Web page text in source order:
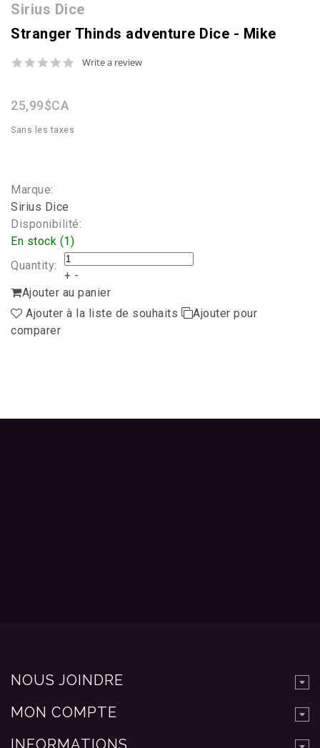
Sirius Dice
Stranger Thinds adventure Dice - Mike
0.0
Write a review
25,99$CA
Sans les taxes
Marque:
Sirius Dice
Disponibilité:
En stock (1)
Quantity:
+ -
Ajouter au panier
Ajouter à la liste de souhaits
Ajouter pour
comparer
NOUS JOINDRE
MON COMPTE
INFORMATIONS